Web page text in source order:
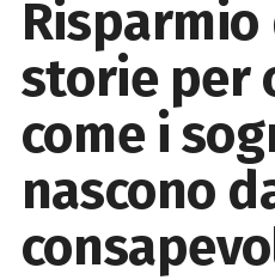
storie per
come i
nascono